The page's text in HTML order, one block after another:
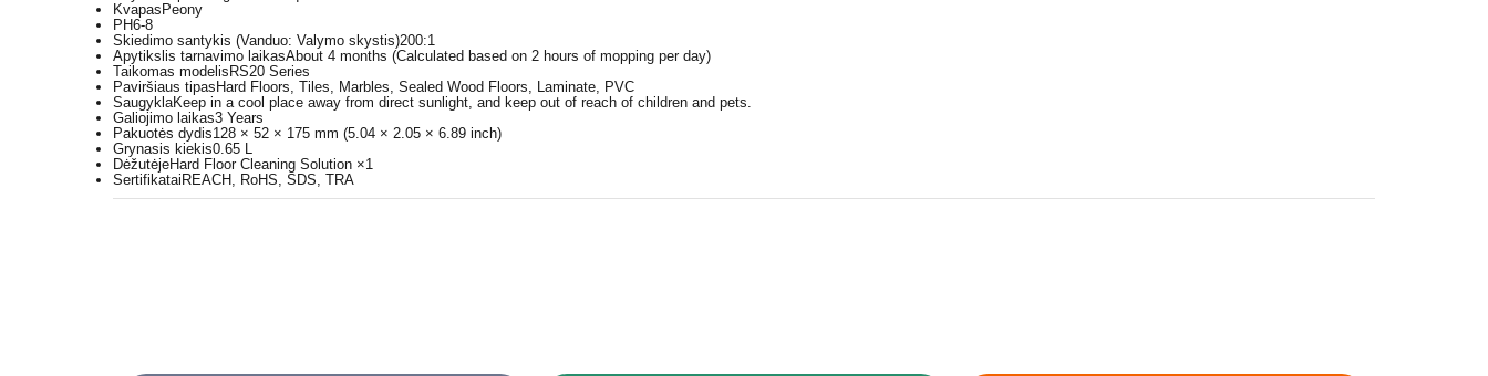
Kvapas Peony
PH6-8
Skiedimo santykis (Vanduo: Valymo skystis)200:1
Apytikslis tarnavimo laikasAbout 4 months (Calculated based on 2 hours of mopping per day)
Taikomas modelis RS20 Series
Paviršiaus tipas Hard Floors, Tiles, Marbles, Sealed Wood Floors, Laminate, PVC
SaugyklaKeep in a cool place away from direct sunlight, and keep out of reach of children and pets.
Galiojimo laikas3 Years
Pakuotės dydis128 × 52 × 175 mm (5.04 × 2.05 × 6.89 inch)
Grynasis kiekis0.65 L
DėžutėjeHard Floor Cleaning Solution ×1
Sertifikatai REACH, RoHS, SDS, TRA